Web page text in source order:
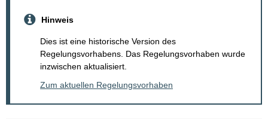
Hinweis
Dies ist eine historische Version des
Regelungsvorhabens. Das Regelungsvorhaben wurde
inzwischen aktualisiert.
Zum aktuellen Regelungsvorhaben